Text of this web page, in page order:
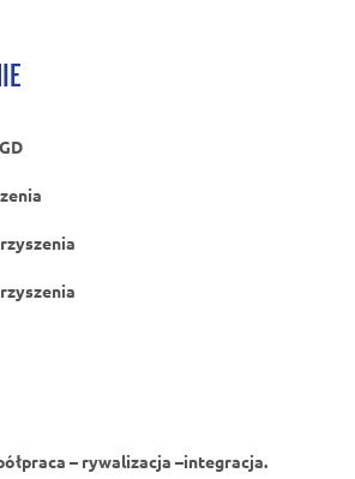
– rywalizacja –integracja.